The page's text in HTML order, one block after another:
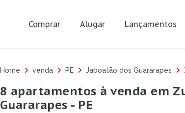
Comprar Alugar Lançamentos
Home venda PE Jaboatão dos Guararapes
8 apartamentos à venda em
Guararapes - PE